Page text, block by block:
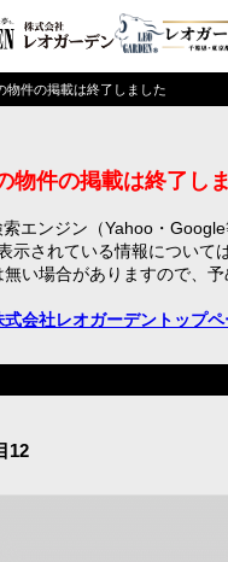
物件の掲載は終了しました
物件の掲載は終了し
索エンジン（Yahoo・
示されている情報については
い場合がありますので、 予
式会社レオガーデントップペ
12